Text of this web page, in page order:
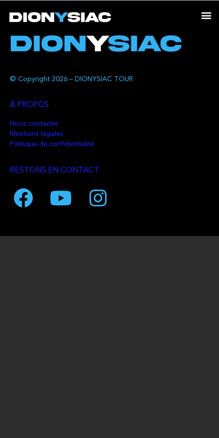
© Copyright 2026 – DIONYSIAC TOUR
À PROPOS
Nous contacter
Mentions légales
Politique de confidentialité
RESTONS EN CONTACT